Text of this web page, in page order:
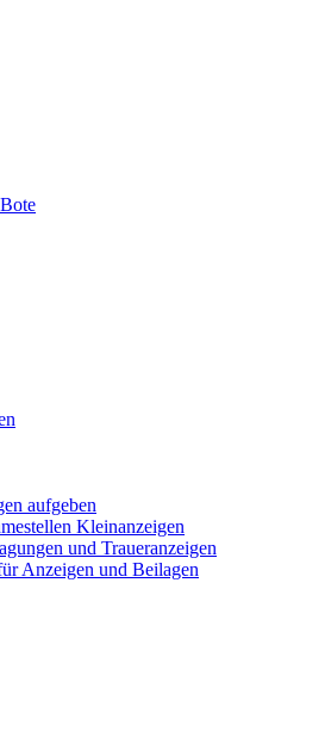
aufgeben
Kleinanzeigen
und Traueranzeigen
Anzeigen und Beilagen